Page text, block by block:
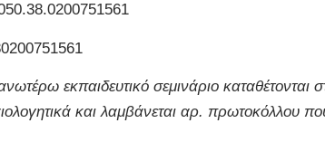
εκπαιδευτικό σεμινάριο
και λαμβάνεται αρ. πρωτοκόλλου